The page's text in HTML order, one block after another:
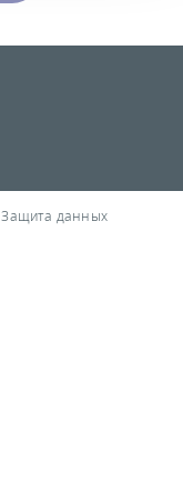
Защита данных